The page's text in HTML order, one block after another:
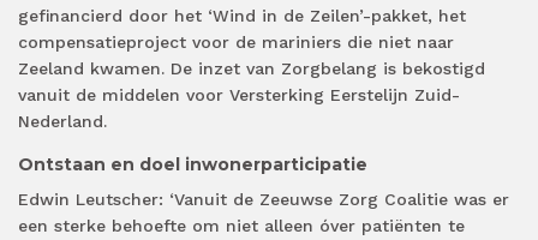
gefinancierd door het ‘Wind in de Zeilen’-pakket, het
compensatieproject voor de mariniers die niet naar
Zeeland kwamen. De inzet van Zorgbelang is bekostigd
vanuit de middelen voor Versterking Eerstelijn Zuid-
Nederland.
Ontstaan en doel inwonerparticipatie
Edwin Leutscher: ‘Vanuit de Zeeuwse Zorg Coalitie was er
een sterke behoefte om niet alleen óver patiënten te